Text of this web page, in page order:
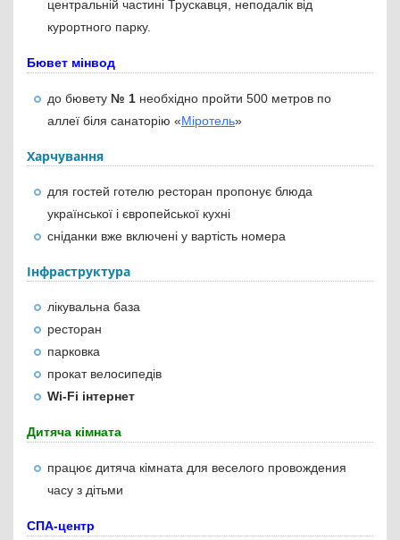
центральній частині Трускавця, неподалік від
курортного парку.
Бювет мінвод
до бювету № 1 необхідно пройти 500 метров по
аллеї біля санаторію «Міротель»
Харчування
для гостей готелю ресторан пропонує блюда
української і європейської кухні
сніданки вже включені у вартість номера
Інфраструктура
лікувальна база
ресторан
парковка
прокат велосипедів
Wi-Fi інтернет
Дитяча кімната
працює дитяча кімната для веселого провождения
часу з дітьми
СПА-центр